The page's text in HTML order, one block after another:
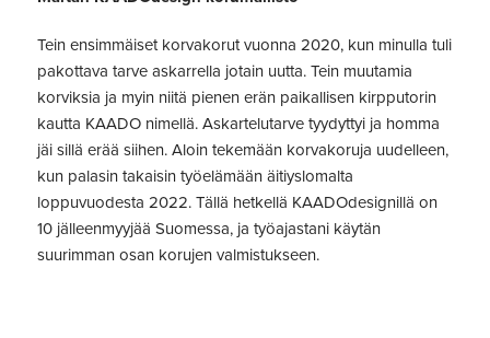
Tein ensimmäiset korvakorut vuonna 2020, kun minulla tuli
pakottava tarve askarrella jotain uutta. Tein muutamia
korviksia ja myin niitä pienen erän paikallisen kirpputorin
kautta KAADO nimellä. Askartelutarve tyydyttyi ja homma
jäi sillä erää siihen. Aloin tekemään korvakoruja uudelleen,
kun palasin takaisin työelämään äitiyslomalta
loppuvuodesta 2022. Tällä hetkellä KAADOdesignillä on
10 jälleenmyyjää Suomessa, ja työajastani käytän
suurimman osan korujen valmistukseen.